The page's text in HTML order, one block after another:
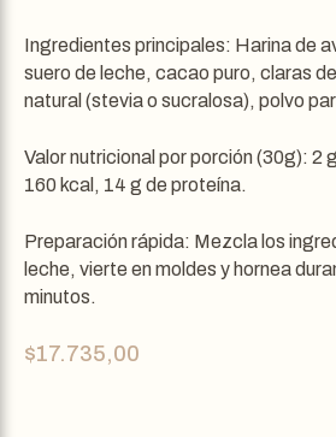
Ingredientes principales: Harina de
suero de leche, cacao puro, claras
natural (stevia o sucralosa), polvo
Valor nutricional por porción (30g): 2
160 kcal, 14 g de proteína.
Preparación rápida: Mezcla los
leche, vierte en moldes y hornea
minutos.
$17.735,00